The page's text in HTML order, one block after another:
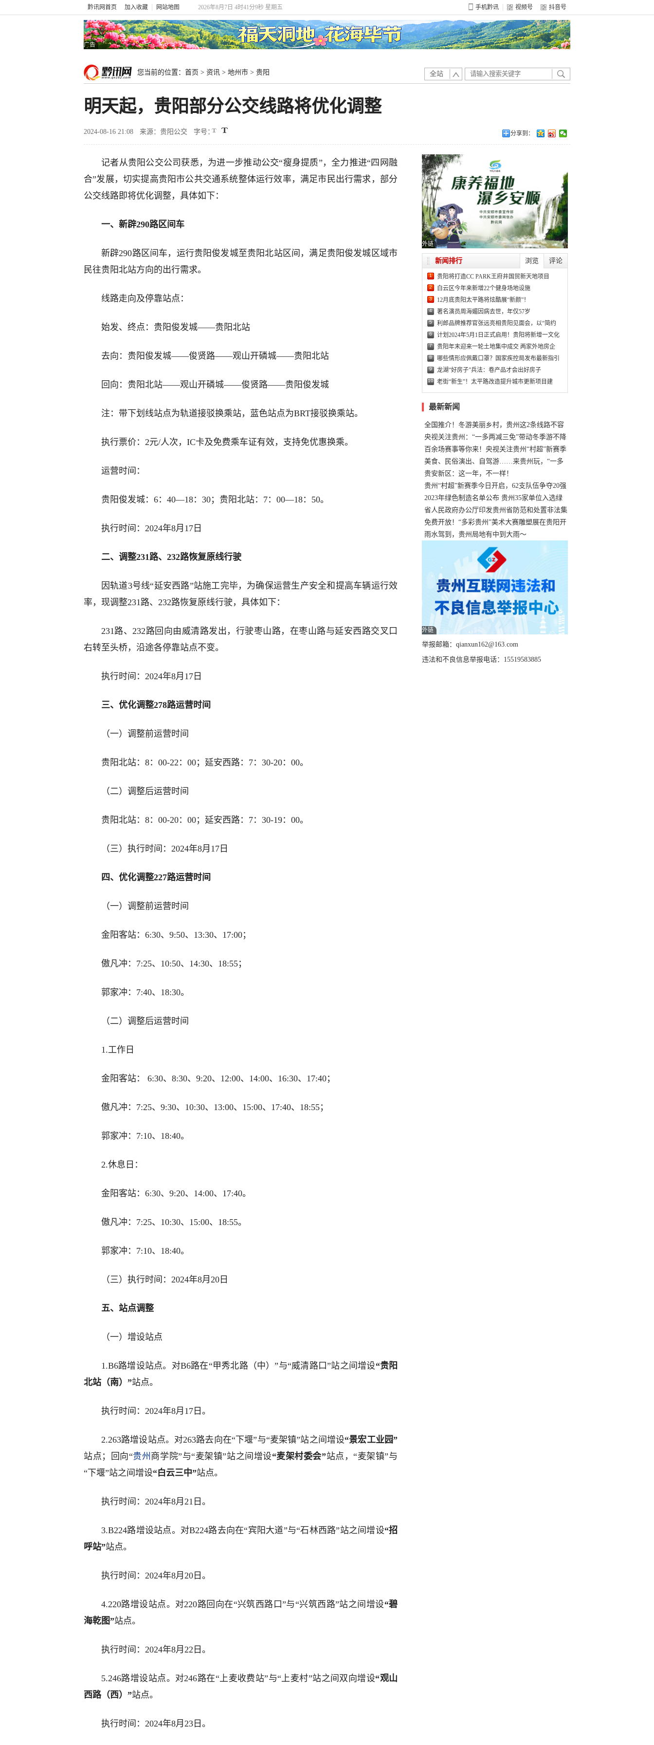
黔讯网首页 加入收藏 网站地图 2026年8月7日 4时41分10秒 星期五 手机黔讯 视频号 抖音号
广告
您当前的位置： 首页 > 资讯 > 地州市 > 贵阳 全站
明天起，贵阳部分公交线路将优化调整
2024-08-16 21:08 来源：贵阳公交 字号： 分享到：
记者从贵阳公交公司获悉，为进一步推动公交“瘦身提质”，全力推进“四网融
合”发展，切实提高贵阳市公共交通系统整体运行效率，满足市民出行需求，部分
公交线路即将优化调整，具体如下：
一、新辟290路区间车
新辟290路区间车，运行贵阳俊发城至贵阳北站区间，满足贵阳俊发城区域市
民往贵阳北站方向的出行需求。
线路走向及停靠站点：
始发、终点：贵阳俊发城——贵阳北站
去向：贵阳俊发城——俊贤路——观山开磷城——贵阳北站
回向：贵阳北站——观山开磷城——俊贤路——贵阳俊发城
注：带下划线站点为轨道接驳换乘站，蓝色站点为BRT接驳换乘站。
执行票价：2元/人次，IC卡及免费乘车证有效，支持免优惠换乘。
运营时间：
贵阳俊发城：6：40—18：30；贵阳北站：7：00—18：50。
执行时间：2024年8月17日
二、调整231路、232路恢复原线行驶
因轨道3号线“延安西路”站施工完毕，为确保运营生产安全和提高车辆运行效
率，现调整231路、232路恢复原线行驶，具体如下：
231路、232路回向由威清路发出，行驶枣山路，在枣山路与延安西路交叉口
右转至头桥，沿途各停靠站点不变。
执行时间：2024年8月17日
三、优化调整278路运营时间
（一）调整前运营时间
贵阳北站：8：00-22：00；延安西路：7：30-20：00。
（二）调整后运营时间
贵阳北站：8：00-20：00；延安西路：7：30-19：00。
（三）执行时间：2024年8月17日
四、优化调整227路运营时间
（一）调整前运营时间
金阳客站：6:30、9:50、13:30、17:00；
傲凡冲：7:25、10:50、14:30、18:55；
郭家冲：7:40、18:30。
（二）调整后运营时间
1.工作日
金阳客站： 6:30、8:30、9:20、12:00、14:00、16:30、17:40；
傲凡冲：7:25、9:30、10:30、13:00、15:00、17:40、18:55；
郭家冲：7:10、18:40。
2.休息日：
金阳客站：6:30、9:20、14:00、17:40。
傲凡冲：7:25、10:30、15:00、18:55。
郭家冲：7:10、18:40。
（三）执行时间：2024年8月20日
五、站点调整
（一）增设站点
1.B6路增设站点。对B6路在“甲秀北路（中）”与“威清路口”站之间增设“贵阳
北站（南）”站点。
执行时间：2024年8月17日。
2.263路增设站点。对263路去向在“下堰”与“麦架镇”站之间增设“景宏工业园”
站点；回向“贵州 商学院”与“麦架镇”站之间增设“麦架村委会”站点，“麦架镇”与
“下堰”站之间增设“白云三中”站点。
执行时间：2024年8月21日。
3.B224路增设站点。对B224路去向在“宾阳大道”与“石林西路”站之间增设“招
呼站”站点。
执行时间：2024年8月20日。
4.220路增设站点。对220路回向在“兴筑西路口”与“兴筑西路”站之间增设“碧
海乾图”站点。
执行时间：2024年8月22日。
5.246路增设站点。对246路在“上麦收费站”与“上麦村”站之间双向增设“观山
西路（西）”站点。
执行时间：2024年8月23日。
外链
浏览 评论
新闻排行
1 贵阳将打造CC PARK王府井国贸新天地项目
2 白云区今年来新增22个健身场地设施
3 12月底贵阳太平路将炫酷展“新颜”！
4 著名演员周海媚因病去世，年仅57岁
5 利郎品牌推荐官张远亮相贵阳见面会，以“简约
6 计划2024年5月1日正式启用！贵阳将新增一文化
7 贵阳年末迎来一轮土地集中成交 两家外地房企
8 哪些情形应佩戴口罩？国家疾控局发布最新指引
9 龙湖“好房子”兵法：卷产品才会出好房子
10 老街“新生”！太平路改造提升城市更新项目建
最新新闻
全国推介！冬游美丽乡村，贵州这2条线路不容
错过
央视关注贵州：“一多两减三免”带动冬季游不降
温
百余场赛事等你来！央视关注贵州“村超”新赛季
正式“打响”
美食、民俗演出、自驾游……来贵州玩，“一多
两减三免”！
贵安新区：这一年，不一样！
贵州“村超”新赛季今日开启，62支队伍争夺20强
名额
2023年绿色制造名单公布 贵州35家单位入选绿
色工厂
省人民政府办公厅印发贵州省防范和处置非法集
资工作实施细则
免费开放！“多彩贵州”美术大赛雕塑展在贵阳开
展，持续至1月19日
雨水驾到，贵州局地有中到大雨～
外链
举报邮箱：qianxun162@163.com
违法和不良信息举报电话：15519583885